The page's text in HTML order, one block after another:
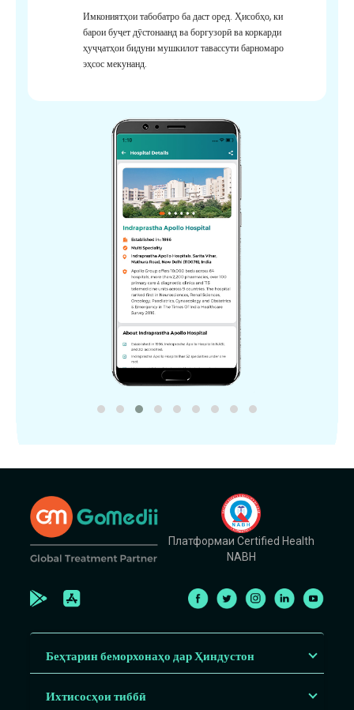
Имкониятҳои табобатро ба даст оред. Ҳисобҳо, ки
барои буҷет дӯстонаанд ва боргузорӣ ва коркарди
ҳуҷҷатҳои бидуни мушкилот тавассути барномаро
эҳсос мекунанд.
Платформаи Certified Health
NABH
Беҳтарин беморхонаҳо дар Ҳиндустон
Ихтисосҳои тиббӣ